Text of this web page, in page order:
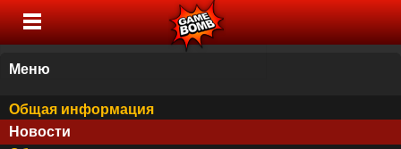
Меню
Общая информация
Новости